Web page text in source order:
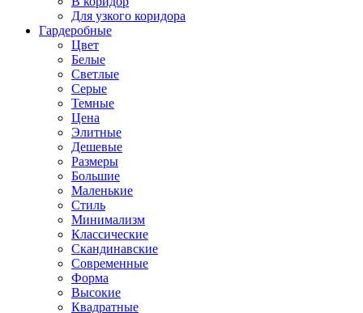
Для узкого коридора
Гардеробные
Цвет
Белые
Светлые
Серые
Темные
Цена
Элитные
Дешевые
Размеры
Большие
Маленькие
Стиль
Минимализм
Классические
Скандинавские
Современные
Форма
Высокие
Квадратные